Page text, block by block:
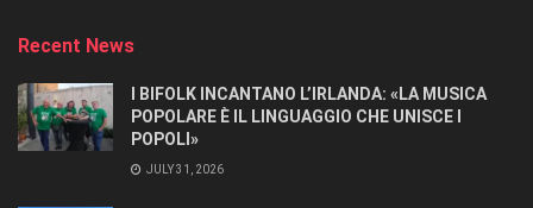
Recent News
I BIFOLK INCANTANO L’IRLANDA: «LA MUSICA
POPOLARE È IL LINGUAGGIO CHE UNISCE I
POPOLI»
JULY 31, 2026